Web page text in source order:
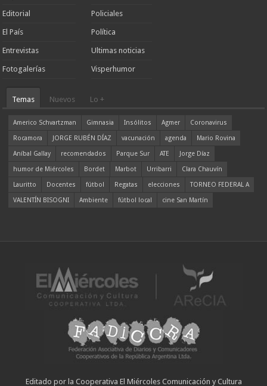
Editorial
El País
Entrevistas
Fotogalerías
Policiales
Política
Ultimas noticias
Visperhumor
Temas Nuevos Lo +
Americo Schvartzman Gimnasia Insólitos Agmer
Coronavirus
Rocamora
JORGE RUBÉN DÍAZ vacunación agenda
Mario Rovina
Aníbal Gallay
recomendados Parque Sur ATE
Jorge Díaz
humor de Miércoles
Bordet Marbot Urribarri
Clara Chauvín
Lauritto
Docentes fútbol Regatas elecciones
TORNEO FEDERAL A
VALENTÍN BISOGNI
Ambiente fútbol local cine San Martín
Editado por la Cooperativa El Miércoles Comunicación y Cultura